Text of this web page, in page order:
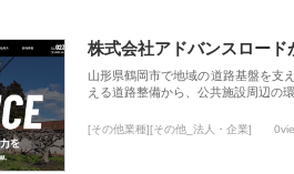
株式会社アドバンスロー
山形県鶴岡市で地域の道路基盤を支
える道路整備から、公共施設周辺の
[その他業種][その他_法人・企業]